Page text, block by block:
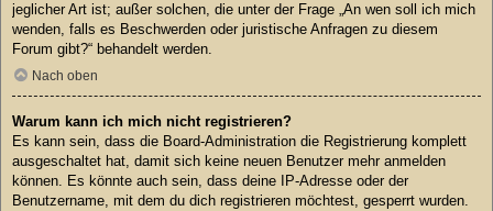
jeglicher Art ist; außer solchen, die unter der Frage „An wen soll ich mich
wenden, falls es Beschwerden oder juristische Anfragen zu diesem
Forum gibt?“ behandelt werden.
Nach oben
Warum kann ich mich nicht registrieren?
Es kann sein, dass die Board-Administration die Registrierung komplett
ausgeschaltet hat, damit sich keine neuen Benutzer mehr anmelden
können. Es könnte auch sein, dass deine IP-Adresse oder der
Benutzername, mit dem du dich registrieren möchtest, gesperrt wurden.